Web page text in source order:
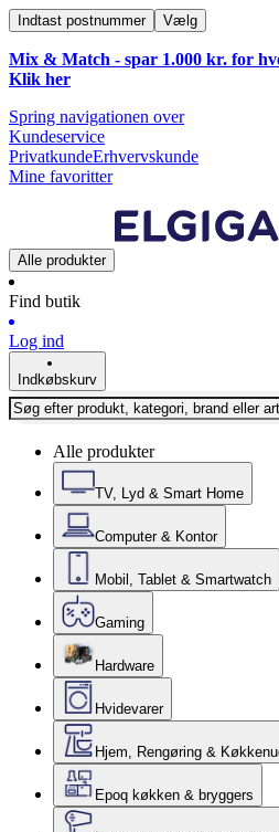
Indtast postnummer Vælg
Mix & Match - spar 1.000 kr. for
Klik her
Spring navigationen over
Kundeservice
PrivatkundeErhvervskunde
Mine favoritter
Alle produkter
Find butik
Log ind
Indkøbskurv
Alle produkter
TV, Lyd & Smart Home
Computer & Kontor
Mobil, Tablet & Smartwatch
Gaming
Hardware
Hvidevarer
Hjem, Rengøring &
Epoq køkken & bryggers